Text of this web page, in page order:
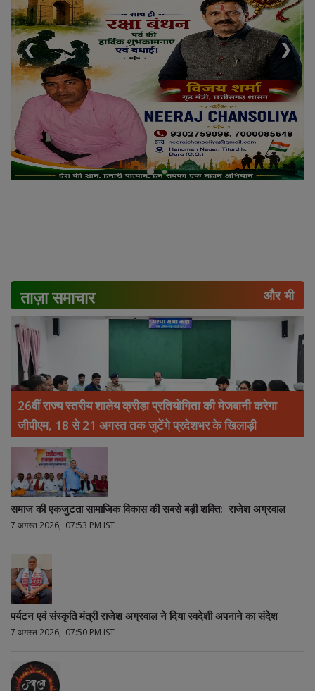
❮ ❯
ताज़ा समाचार और भी
26वीं राज्य स्तरीय शालेय क्रीड़ा प्रतियोगिता की मेजबानी करेगा
जीपीएम, 18 से 21 अगस्त तक जुटेंगे प्रदेशभर के खिलाड़ी
समाज की एकजुटता सामाजिक विकास की सबसे बड़ी शक्ति: राजेश अग्रवाल
7 अगस्त 2026, 07:53 PM IST
पर्यटन एवं संस्कृति मंत्री राजेश अग्रवाल ने दिया स्वदेशी अपनाने का संदेश
7 अगस्त 2026, 07:50 PM IST